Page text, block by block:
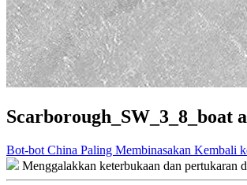
Scarborough_SW_3_8_boat
Navigasi
kiriman
Bot-bot China Paling Membinasakan Kembali
Menggalakkan keterbukaan dan pertukaran